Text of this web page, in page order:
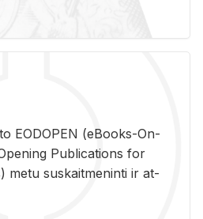
EO­DO­PEN (eBo­oks-On-
Pub­li­ca­tions for
metu su­skait­me­nin­ti ir at­